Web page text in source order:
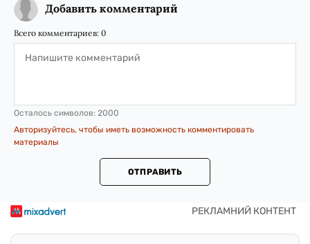
Добавить комментарий
Всего комментариев: 0
Осталось символов: 2000
Авторизуйтесь, чтобы иметь возможность комментировать
материалы
ОТПРАВИТЬ